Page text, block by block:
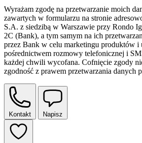
Wyrażam zgodę na przetwarzanie moich
zawartych w formularzu na stronie
S.A. z siedzibą w Warszawie przy Rondo
2C (Bank), a tym samym na ich
przez Bank w celu marketingu produktów i
pośrednictwem rozmowy telefonicznej i
każdej chwili wycofana. Cofnięcie zgody
zgodność z prawem przetwarzania danych
Kontakt Napisz